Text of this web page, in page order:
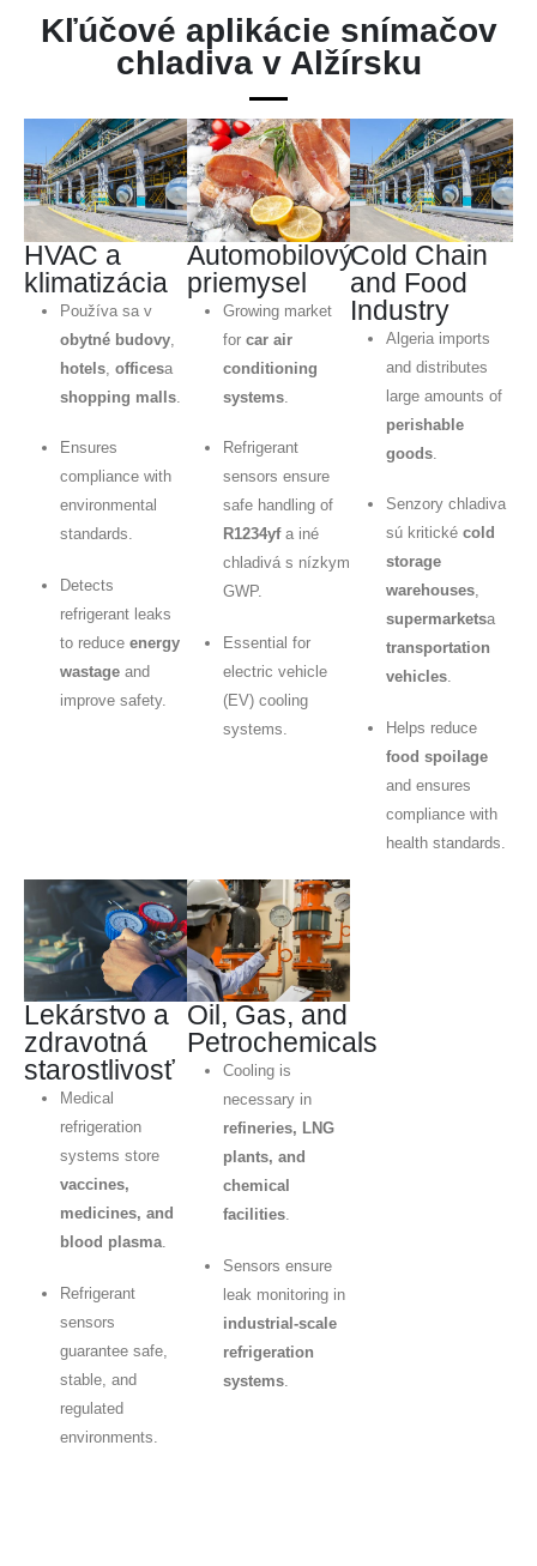
Kľúčové aplikácie snímačov
chladiva v Alžírsku
HVAC a
klimatizácia
Používa sa v
obytné budovy,
hotels, officesa
shopping malls.
Ensures
compliance with
environmental
standards.
Detects
refrigerant leaks
to reduce energy
wastage and
improve safety.
Automobilový
priemysel
Growing market
for car air
conditioning
systems.
Refrigerant
sensors ensure
safe handling of
R1234yfa iné
chladivá s nízkym
GWP.
Essential for
electric vehicle
(EV) cooling
systems.
Cold Chain
and Food
Industry
Algeria imports
and distributes
large amounts of
perishable
goods.
Senzory chladiva
sú kritické cold
storage
warehouses,
supermarketsa
transportation
vehicles.
Helps reduce
food spoilage
and ensures
compliance with
health standards.
Lekárstvo a
zdravotná
starostlivosť
Medical
refrigeration
systems store
vaccines,
medicines, and
blood plasma.
Refrigerant
sensors
guarantee safe,
stable, and
regulated
environments.
Oil, Gas, and
Petrochemicals
Cooling is
necessary in
refineries, LNG
plants, and
chemical
facilities.
Sensors ensure
leak monitoring in
industrial-scale
refrigeration
systems.